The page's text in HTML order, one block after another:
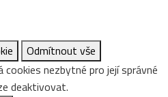
Odmítnout vše
nezbytné pro její správné
deaktivovat.